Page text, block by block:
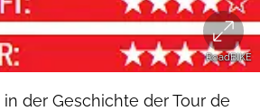
RoadBIKE
der Geschichte der Tour de